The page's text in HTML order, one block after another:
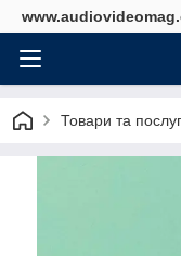
Товари та